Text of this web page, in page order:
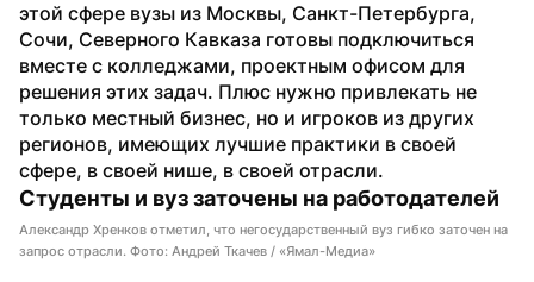
этой сфере вузы из Москвы, Санкт-Петербурга,
Сочи, Северного Кавказа готовы подключиться
вместе с колледжами, проектным офисом для
решения этих задач. Плюс нужно привлекать не
только местный бизнес, но и игроков из других
регионов, имеющих лучшие практики в своей
сфере, в своей нише, в своей отрасли.
Студенты и вуз заточены на работодателей
Александр Хренков отметил, что негосударственный вуз гибко заточен на
запрос отрасли. Фото: Андрей Ткачев / «Ямал-Медиа»